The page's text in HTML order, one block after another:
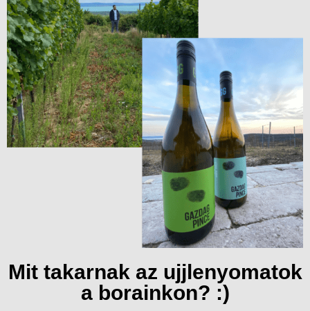
Mit takarnak az ujjlenyomatok
a borainkon? :)